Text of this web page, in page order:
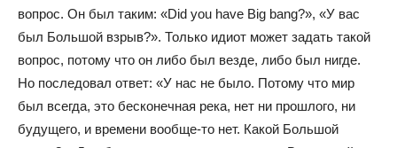
вопрос. Он был таким: «Did you have Big bang?», «У вас
был Большой взрыв?». Только идиот может задать такой
вопрос, потому что он либо был везде, либо был нигде.
Но последовал ответ: «У нас не было. Потому что мир
был всегда, это бесконечная река, нет ни прошлого, ни
будущего, и времени вообще-то нет. Какой Большой